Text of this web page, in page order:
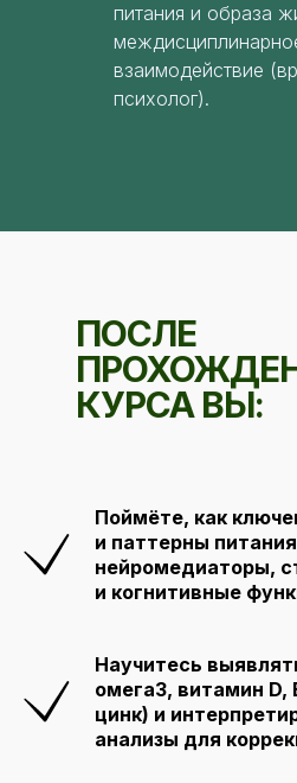
питания и образа
взаимодействие
психолог).
ПОСЛЕ
КУРСА ВЫ:
Поймёте, как
и паттерны
нейромедиаторы,
и когнитивные
Научитесь
омега3, витамин D,
цинк) и
анализы для